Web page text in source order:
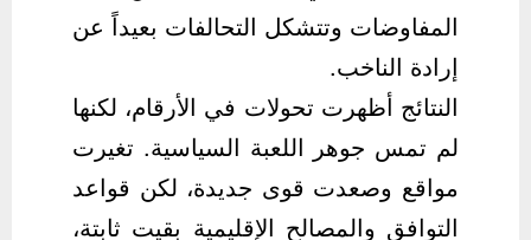
المفاوضات وتتشكل التحالفات بعيداً عن
إرادة الناخب.
النتائج أظهرت تحولات في الأرقام، لكنها
لم تمس جوهر اللعبة السياسية. تغيرت
مواقع وصعدت قوى جديدة، لكن قواعد
التوافق والمصالح الإقليمية بقيت ثابتة،